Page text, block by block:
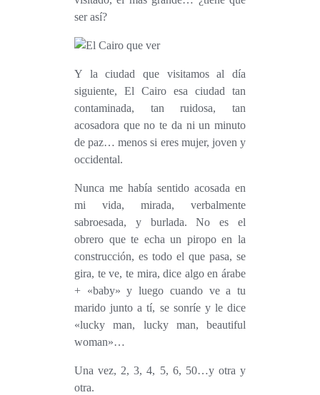
ser así?
Y la ciudad que visitamos al día
siguiente, El Cairo esa ciudad tan
contaminada, tan ruidosa, tan
acosadora que no te da ni un minuto
de paz… menos si eres mujer, joven y
occidental.
Nunca me había sentido acosada en
mi vida, mirada, verbalmente
sabroesada, y burlada. No es el
obrero que te echa un piropo en la
construcción, es todo el que pasa, se
gira, te ve, te mira, dice algo en árabe
+ «baby» y luego cuando ve a tu
marido junto a tí, se sonríe y le dice
«lucky man, lucky man, beautiful
woman»…
Una vez, 2, 3, 4, 5, 6, 50…y otra y
otra.